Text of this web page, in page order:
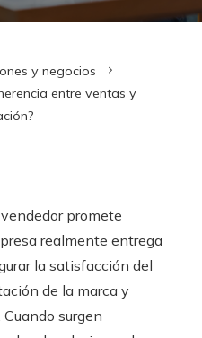
y negocios
entre ventas y
promete
realmente entrega
la satisfacción del
de la marca y
surgen